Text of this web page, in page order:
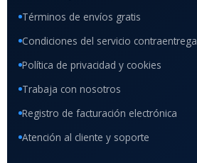
Términos de envíos gratis
Condiciones del servicio contraentrega
Política de privacidad y cookies
Trabaja con nosotros
Registro de facturación electrónica
Atención al cliente y soporte